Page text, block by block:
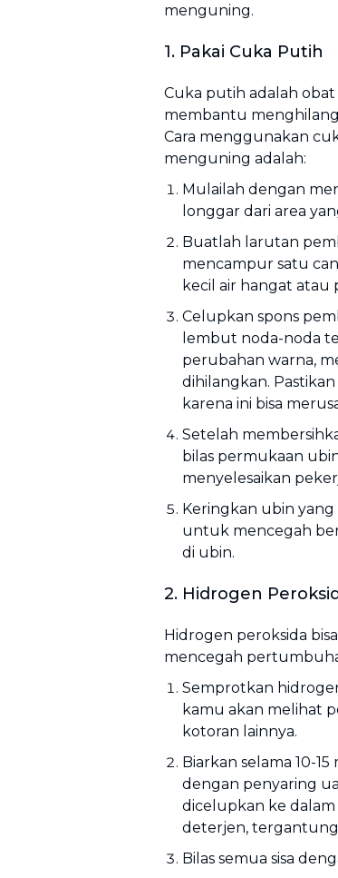
menguning.
1. Pakai Cuka Putih
Cuka putih adalah
membantu
Cara menggunakan
menguning adalah:
Mulailah dengan
longgar dari area
Buatlah larutan
mencampur satu
kecil air hangat atau
Celupkan spons
lembut noda-noda
perubahan warna,
dihilangkan.
karena ini bisa
Setelah
bilas permukaan
menyelesaikan
Keringkan ubin
untuk mencegah
di ubin.
2. Hidrogen
Hidrogen peroksida
mencegah
Semprotkan
kamu akan melihat
kotoran lainnya.
Biarkan selama 10-
dengan penyaring
dicelupkan ke
deterjen, tergantung
Bilas semua sisa